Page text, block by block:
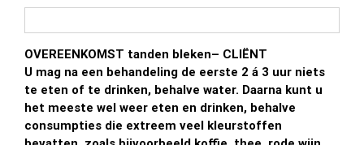
OVEREENKOMST tanden bleken– CLIËNT
U mag na een behandeling de eerste 2 á 3 uur niets
te eten of te drinken, behalve water. Daarna kunt u
het meeste wel weer eten en drinken, behalve
consumpties die extreem veel kleurstoffen